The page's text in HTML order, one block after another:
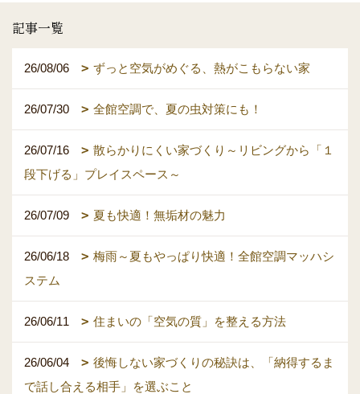
記事一覧
26/08/06 ずっと空気がめぐる、熱がこもらない家
26/07/30 全館空調で、夏の虫対策にも！
26/07/16
散らかりにくい家づくり～リビングから「１
段下げる」プレイスペース～
26/07/09 夏も快適！無垢材の魅力
26/06/18
梅雨～夏もやっぱり快適！全館空調マッハシ
ステム
26/06/11 住まいの「空気の質」を整える方法
26/06/04
後悔しない家づくりの秘訣は、「納得するま
で話し合える相手」を選ぶこと